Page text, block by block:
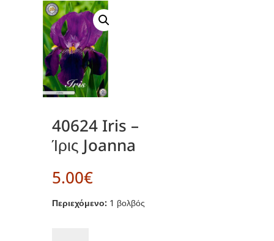
40624 Iris –
Ίρις Joanna
5.00€
Περιεχόμενο: 1 βολβός